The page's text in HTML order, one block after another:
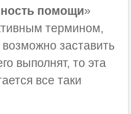
помощи»
термином,
возможно заставить
выполнят, то эта
все таки